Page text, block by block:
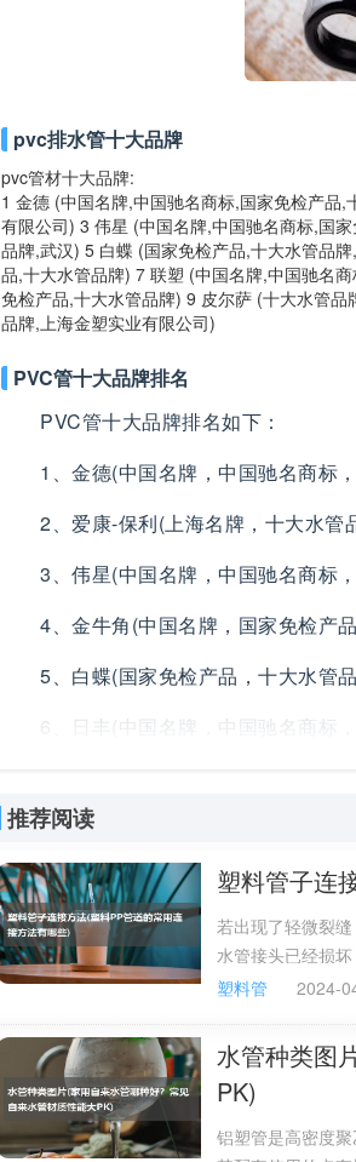
pvc排水管十大品牌
pvc管材十大品牌:
1 金德 (中国名牌,中国驰名商标,国家免检产品
有限公司) 3 伟星 (中国名牌,中国驰名商标,国
品牌,武汉) 5 白蝶 (国家免检产品,十大水管品
品,十大水管品牌) 7 联塑 (中国名牌,中国驰名
免检产品,十大水管品牌) 9 皮尔萨 (十大水管
品牌,上海金塑实业有限公司)
PVC管十大品牌排名
PVC管十大品牌排名如下：
1、金德(中国名牌，中国驰名商标
2、爱康-保利(上海名牌，十大水管
3、伟星(中国名牌，中国驰名商标
4、金牛角(中国名牌，国家免检产
5、白蝶(国家免检产品，十大水管
6、日丰(中国名牌，中国驰名商标
8、中财(中国名牌，中国驰名商标
9、皮尔萨(十大水管品牌，知名品
10、美尔固(十大水管品牌，知名
pvc的作用：
pvc材料在实际使用中经常加入稳
推荐阅读
塑料管子连
若出现了轻微裂
水管接头已经损
法兰，再放置适
塑料管 2024-
水管种类图
PK)
铝塑管是高密度